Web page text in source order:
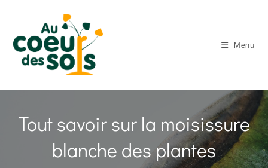
content
Menu
Tout savoir sur la moisissure
blanche des plantes